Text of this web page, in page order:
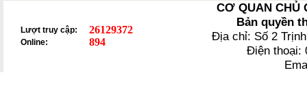
Lượt truy cập: 26129372
Online: 894
CƠ QUAN CHỦ
Bản quyền
Địa chỉ: Số 2
Điện